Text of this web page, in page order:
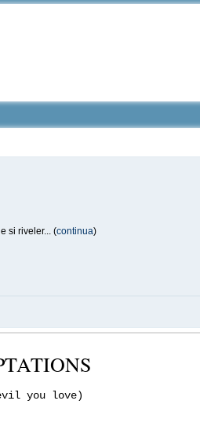
si riveler... (continua)
you love)